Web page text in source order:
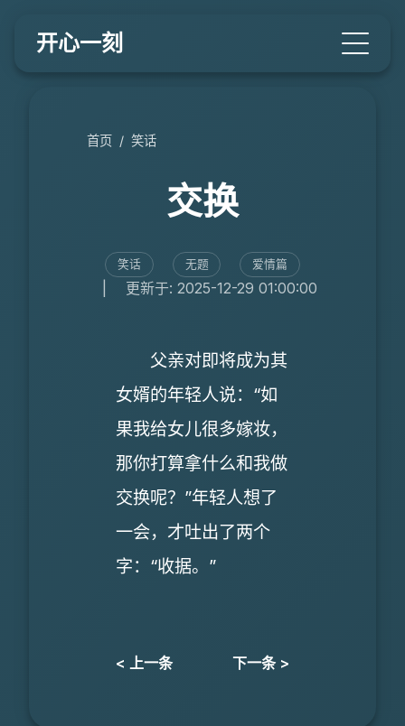
开心一刻
首页 / 笑话
交换
笑话 无题 爱情篇
更新于: 2025-12-29 01:00:00
父亲对即将成为其
女婿的年轻人说：“如
果我给女儿很多嫁妆，
那你打算拿什么和我做
交换呢？”年轻人想了
一会，才吐出了两个
字：“收据。”
< 上一条 下一条 >